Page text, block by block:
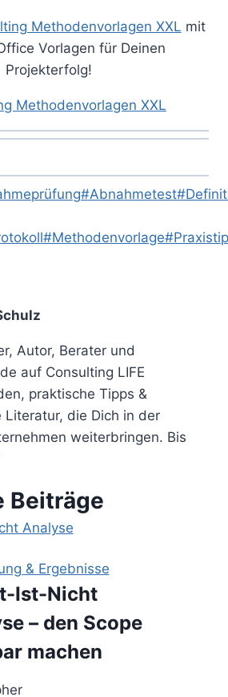
Methodenvorlagen XXL mit
Vorlagen für Deinen
Projekterfolg!
#Abnahmetest#
#Methodenvorlage#
Autor, Berater und
auf Consulting LIFE
praktische Tipps &
die Dich in der
weiterbringen. Bis
Beiträge
& Ergebnisse
Ist-Nicht
– den Scope
machen